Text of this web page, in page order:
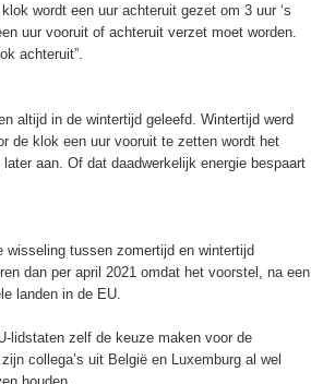
wordt een uur achteruit gezet om 3 uur ‘s
uur vooruit of achteruit verzet moet worden.
achteruit”.
altijd in de wintertijd geleefd. Wintertijd werd
de klok een uur vooruit te zetten wordt het
aan. Of dat daadwerkelijk energie bespaart
wisseling tussen zomertijd en wintertijd
dan per april 2021 omdat het voorstel, na een
landen in de EU.
lidstaten zelf de keuze maken voor de
collega’s uit België en Luxemburg al wel